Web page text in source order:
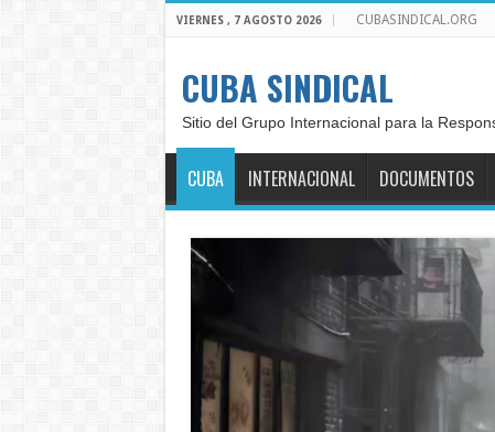
VIERNES , 7 AGOSTO 2026 CUBASINDICAL.ORG
CUBA SINDICAL
Sitio del Grupo Internacional para la
CUBA INTERNACIONAL DOCUMENTOS